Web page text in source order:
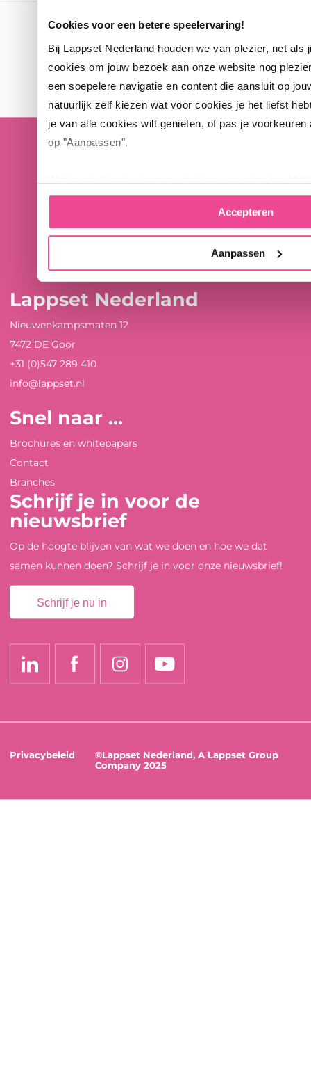
Cookies voor een betere speelervaring!
Bij Lappset Nederland houden we van plezier, net als
cookies om jouw bezoek aan onze website nog
een soepelere navigatie en content die aansluit op
natuurlijk zelf kiezen wat voor cookies je het liefst
je van alle cookies wilt genieten, of pas je voorkeuren
op "Aanpassen".
Accepteren
Aanpassen
Lappset Nederland
Nieuwenkampsmaten 12
7472 DE Goor
+31 (0)547 289 410
info@lappset.nl
Snel naar ...
Brochures en whitepapers
Contact
Branches
Schrijf je in voor de
nieuwsbrief
Op de hoogte blijven van wat we doen en hoe we dat
samen kunnen doen? Schrijf je in voor onze nieuwsbrief!
Schrijf je nu in
Privacybeleid
©Lappset Nederland, A Lappset Group
Company 2025